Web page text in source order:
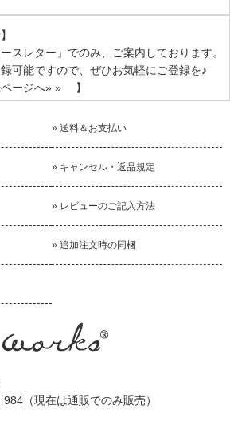
ースレター」 でのみ、ご案内しております。
可能ですので、ぜひお気軽にご登録を♪
ージへ» » 】
» 送料＆お支払い
» キャンセル・返品規定
» レビューのご記入方法
» 追加注文時の同梱
（現在は通販でのみ販売）